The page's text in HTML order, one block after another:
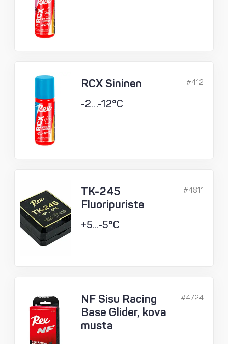
RCX Sininen
-2…-12°C
#412
TK-245
Fluoripuriste
+5...-5°C
#4811
NF Sisu Racing
Base Glider, kova
musta
#4724